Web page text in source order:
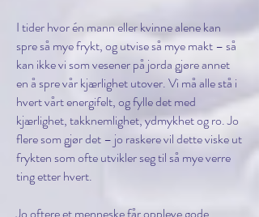
I tider hvor én mann eller kvinne alene kan
spre så mye frykt, og utvise så mye makt – så
kan ikke vi som vesener på jorda gjøre annet
en å spre vår kjærlighet utover. Vi må alle stå i
hvert vårt energifelt, og fylle det med
kjærlighet, takknemlighet, ydmykhet og ro. Jo
flere som gjør det – jo raskere vil dette viske ut
frykten som ofte utvikler seg til så mye verre
ting etter hvert.